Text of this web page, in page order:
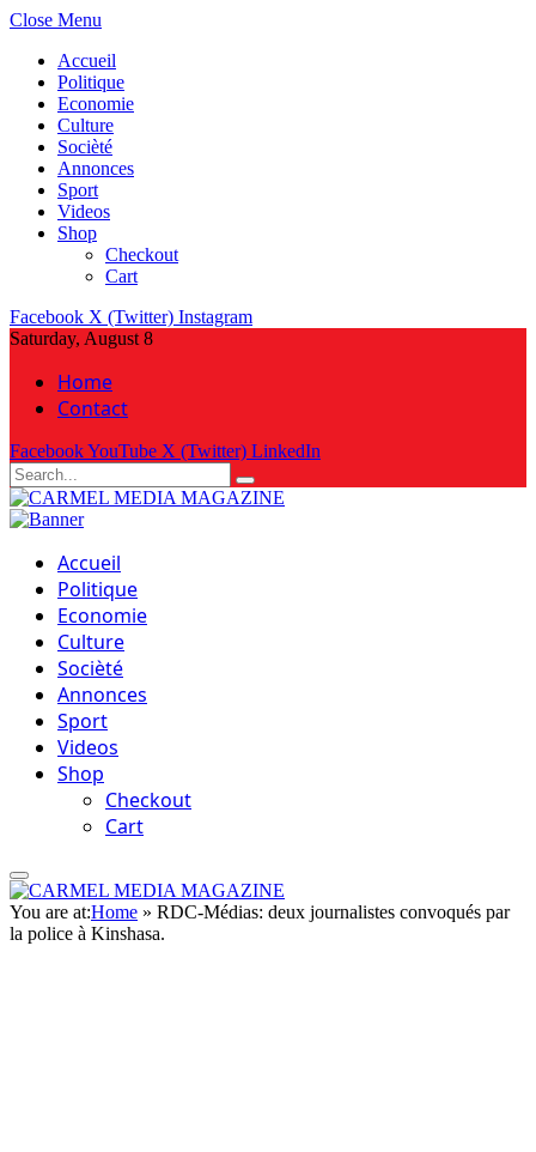
Close Menu
Accueil
Politique
Economie
Culture
Socièté
Annonces
Sport
Videos
Shop
Checkout
Cart
Facebook X (Twitter) Instagram
Saturday, August 8
Home
Contact
FacebookYouTube X (Twitter) LinkedIn
Accueil
Politique
Economie
Culture
Socièté
Annonces
Sport
Videos
Shop
Checkout
Cart
You are at:Home » RDC-Médias: deux journalistes convoqués par
la police à Kinshasa.